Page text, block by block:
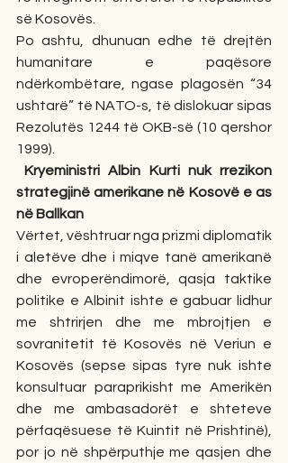
së Kosovës.
Po ashtu, dhunuan edhe të drejtën
humanitare e paqësore
ndërkombëtare, ngase plagosën “34
ushtarë” të NATO-s, të dislokuar sipas
Rezolutës 1244 të OKB-së (10 qershor
1999).
strategjinë amerikane në Kosovë e as
në Ballkan
Vërtet, vështruar nga prizmi diplomatik
i aletëve dhe i miqve tanë amerikanë
dhe evroperëndimorë, qasja taktike
politike e Albinit ishte e gabuar lidhur
me shtrirjen dhe me mbrojtjen e
sovranitetit të Kosovës në Veriun e
Kosovës (sepse sipas tyre nuk ishte
konsultuar paraprikisht me Amerikën
dhe me ambasadorët e shteteve
përfaqësuese të Kuintit në Prishtinë),
por jo në shpërputhje me qasjen dhe